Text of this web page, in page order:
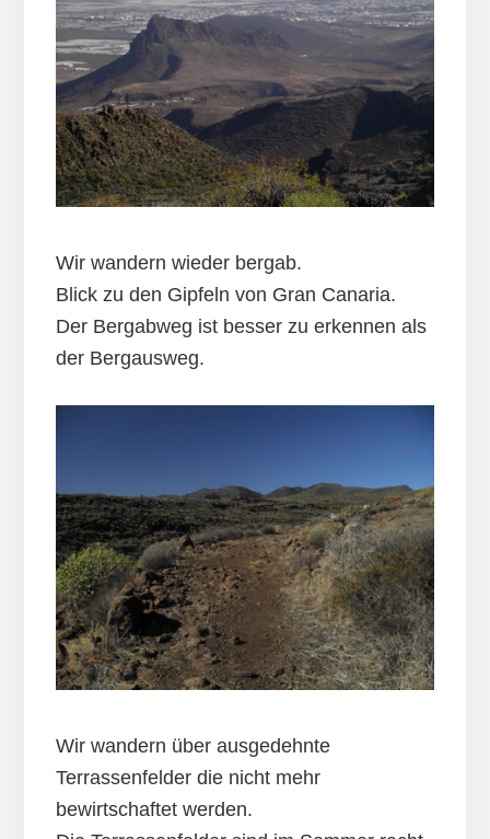
Wir wandern wieder bergab.
Blick zu den Gipfeln von Gran Canaria.
Der Bergabweg ist besser zu erkennen als
der Bergausweg.
Wir wandern über ausgedehnte
Terrassenfelder die nicht mehr
bewirtschaftet werden.